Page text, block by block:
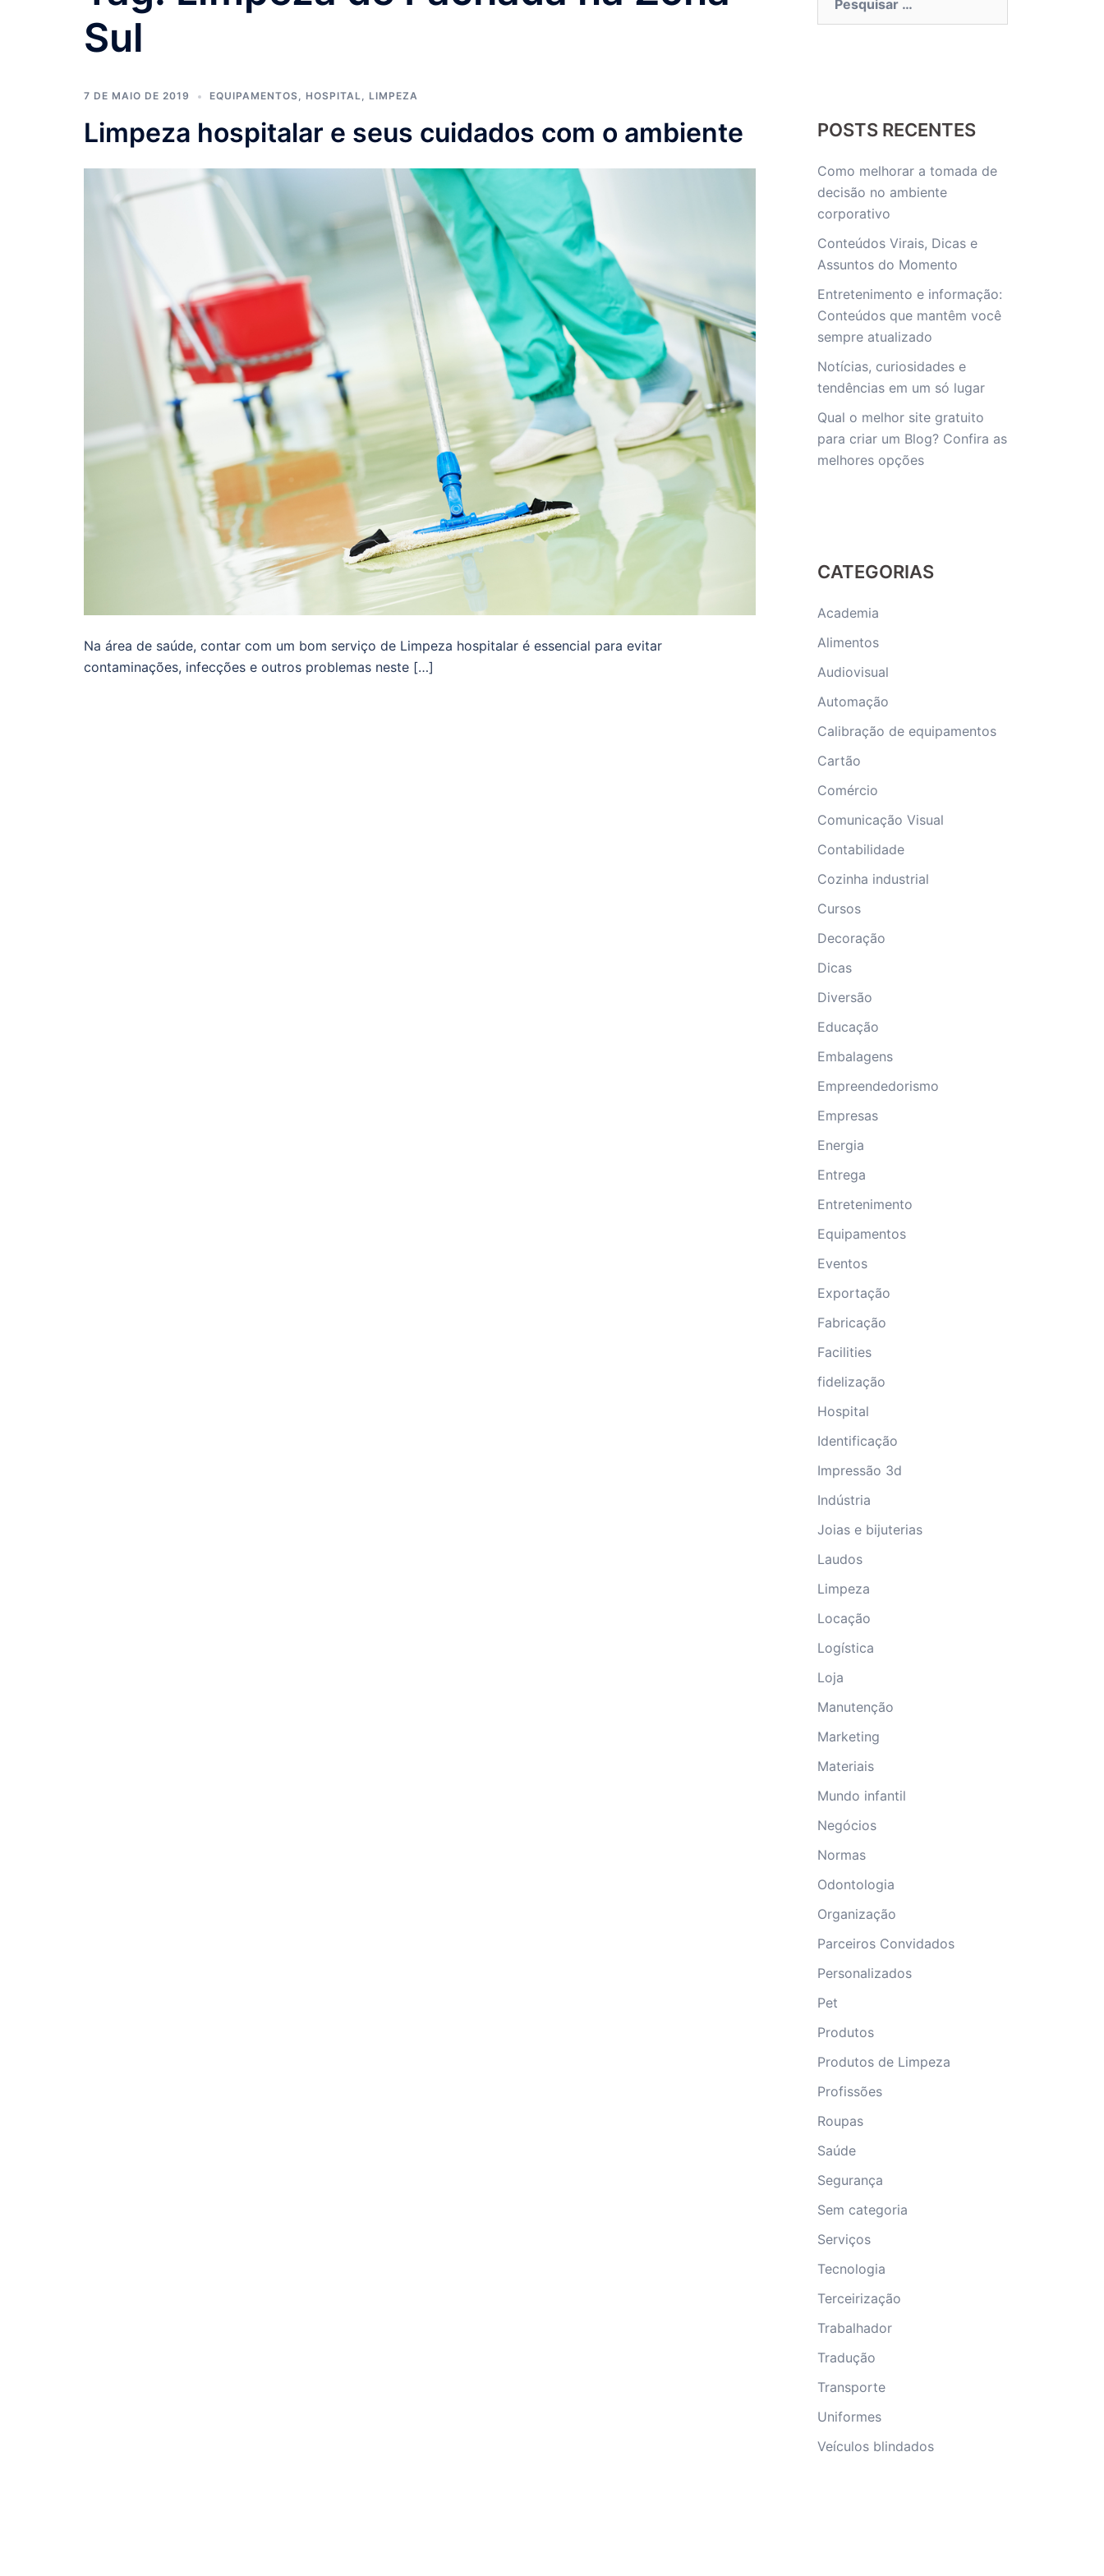
Sul
7 DE MAIO DE 2019 EQUIPAMENTOS, HOSPITAL, LIMPEZA
Limpeza hospitalar e seus cuidados com o ambiente
Na área de saúde, contar com um bom serviço de Limpeza hospitalar é essencial para evitar
contaminações, infecções e outros problemas neste […]
POSTS RECENTES
Como melhorar a tomada de
decisão no ambiente
corporativo
Conteúdos Virais, Dicas e
Assuntos do Momento
Entretenimento e informação:
Conteúdos que mantêm você
sempre atualizado
Notícias, curiosidades e
tendências em um só lugar
Qual o melhor site gratuito
para criar um Blog? Confira as
melhores opções
CATEGORIAS
Academia
Alimentos
Audiovisual
Automação
Calibração de equipamentos
Cartão
Comércio
Comunicação Visual
Contabilidade
Cozinha industrial
Cursos
Decoração
Dicas
Diversão
Educação
Embalagens
Empreendedorismo
Empresas
Energia
Entrega
Entretenimento
Equipamentos
Eventos
Exportação
Fabricação
Facilities
fidelização
Hospital
Identificação
Impressão 3d
Indústria
Joias e bijuterias
Laudos
Limpeza
Locação
Logística
Loja
Manutenção
Marketing
Materiais
Mundo infantil
Negócios
Normas
Odontologia
Organização
Parceiros Convidados
Personalizados
Pet
Produtos
Produtos de Limpeza
Profissões
Roupas
Saúde
Segurança
Sem categoria
Serviços
Tecnologia
Terceirização
Trabalhador
Tradução
Transporte
Uniformes
Veículos blindados